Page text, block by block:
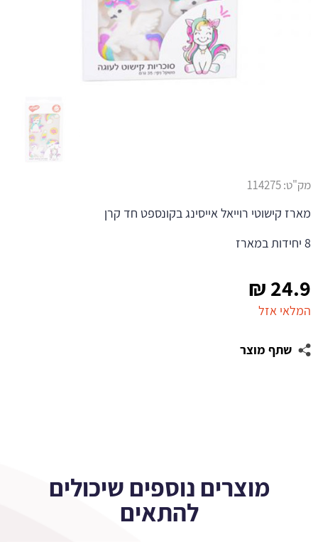
24.9
₪
המלאי אזל
שתף מוצר
מק"ט:114275
מארז קישוטי רוייאל אייסינג בקונספט חד קרן
8 יחידות במארז
מוצרים נוספים שיכולים
להתאים